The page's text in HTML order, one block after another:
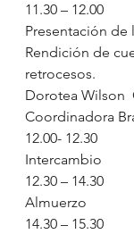
11.30 – 12.00
Presentación de
Rendición de
retrocesos.
Dorotea Wilson
Coordinadora
12.00- 12.30
Intercambio
12.30 – 14.30
Almuerzo
14.30 – 15.30